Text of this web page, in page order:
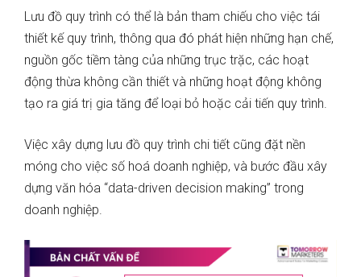
Lưu đồ quy trình có thể là bản tham chiếu cho việc tái
thiết kế quy trình, thông qua đó phát hiện những hạn chế,
nguồn gốc tiềm tàng của những trục trặc, các hoạt
động thừa không cần thiết và những hoạt động không
tạo ra giá trị gia tăng để loại bỏ hoặc cải tiến quy trình.
Việc xây dựng lưu đồ quy trình chi tiết cũng đặt nền
móng cho việc số hoá doanh nghiệp, và bước đầu xây
dựng văn hóa “data-driven decision making” trong
doanh nghiệp.